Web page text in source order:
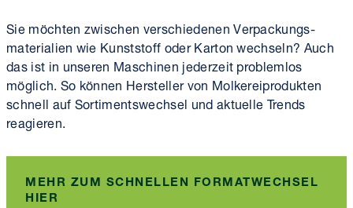
Sie möchten zwischen verschiedenen Verpackungs­
materialien wie Kunststoff oder Karton wechseln? Auch
das ist in unseren Maschinen jederzeit problemlos
möglich. So können Hersteller von Molkereiprodukten
schnell auf Sortiments­wechsel und aktuelle Trends
reagieren.
MEHR ZUM SCHNELLEN FORMATWECHSEL
HIER